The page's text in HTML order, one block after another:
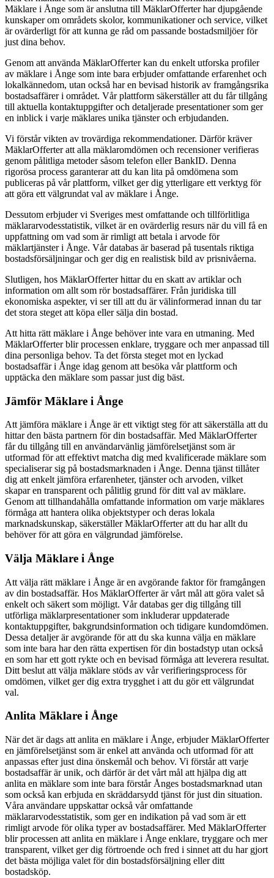
Mäklare i Ånge som är anslutna till MäklarOfferter har djupgående
kunskaper om områdets skolor, kommunikationer och service, vilket
är ovärderligt för att kunna ge råd om passande bostadsmiljöer för
just dina behov.
Genom att använda MäklarOfferter kan du enkelt utforska profiler
av mäklare i Ånge som inte bara erbjuder omfattande erfarenhet och
lokalkännedom, utan också har en bevisad historik av framgångsrika
bostadsaffärer i området. Vår plattform säkerställer att du får tillgång
till aktuella kontaktuppgifter och detaljerade presentationer som ger
en inblick i varje mäklares unika tjänster och erbjudanden.
Vi förstår vikten av trovärdiga rekommendationer. Därför kräver
MäklarOfferter att alla mäklaromdömen och recensioner verifieras
genom pålitliga metoder såsom telefon eller BankID. Denna
rigorösa process garanterar att du kan lita på omdömena som
publiceras på vår plattform, vilket ger dig ytterligare ett verktyg för
att göra ett välgrundat val av mäklare i Ånge.
Dessutom erbjuder vi Sveriges mest omfattande och tillförlitliga
mäklararvodesstatistik, vilket är en ovärderlig resurs när du vill få en
uppfattning om vad som är rimligt att betala i arvode för
mäklartjänster i Ånge. Vår databas är baserad på tusentals riktiga
bostadsförsäljningar och ger dig en realistisk bild av prisnivåerna.
Slutligen, hos MäklarOfferter hittar du en skatt av artiklar och
information om allt som rör bostadsaffärer. Från juridiska till
ekonomiska aspekter, vi ser till att du är välinformerad innan du tar
det stora steget att köpa eller sälja din bostad.
Att hitta rätt mäklare i Ånge behöver inte vara en utmaning. Med
MäklarOfferter blir processen enklare, tryggare och mer anpassad till
dina personliga behov. Ta det första steget mot en lyckad
bostadsaffär i Ånge idag genom att besöka vår plattform och
upptäcka den mäklare som passar just dig bäst.
Jämför Mäklare i Ånge
Att jämföra mäklare i Ånge är ett viktigt steg för att säkerställa att du
hittar den bästa partnern för din bostadsaffär. Med MäklarOfferter
får du tillgång till en användarvänlig jämförelsetjänst som är
utformad för att effektivt matcha dig med kvalificerade mäklare som
specialiserar sig på bostadsmarknaden i Ånge. Denna tjänst tillåter
dig att enkelt jämföra erfarenheter, tjänster och arvoden, vilket
skapar en transparent och pålitlig grund för ditt val av mäklare.
Genom att tillhandahålla omfattande information om varje mäklares
förmåga att hantera olika objektstyper och deras lokala
marknadskunskap, säkerställer MäklarOfferter att du har allt du
behöver för att göra en välgrundad jämförelse.
Välja Mäklare i Ånge
Att välja rätt mäklare i Ånge är en avgörande faktor för framgången
av din bostadsaffär. Hos MäklarOfferter är vårt mål att göra valet så
enkelt och säkert som möjligt. Vår databas ger dig tillgång till
utförliga mäklarpresentationer som inkluderar uppdaterade
kontaktuppgifter, bakgrundsinformation och tidigare kundomdömen.
Dessa detaljer är avgörande för att du ska kunna välja en mäklare
som inte bara har den rätta expertisen för din bostadstyp utan också
en som har ett gott rykte och en bevisad förmåga att leverera resultat.
Ditt beslut att välja mäklare stöds av vår verifieringsprocess för
omdömen, vilket ger dig extra trygghet i att du gör ett välgrundat
val.
Anlita Mäklare i Ånge
När det är dags att anlita en mäklare i Ånge, erbjuder MäklarOfferter
en jämförelsetjänst som är enkel att använda och utformad för att
anpassas efter just dina önskemål och behov. Vi förstår att varje
bostadsaffär är unik, och därför är det vårt mål att hjälpa dig att
anlita en mäklare som inte bara förstår Ånges bostadsmarknad utan
som också kan erbjuda en skräddarsydd tjänst för just din situation.
Våra användare uppskattar också vår omfattande
mäklararvodesstatistik, som ger en indikation på vad som är ett
rimligt arvode för olika typer av bostadsaffärer. Med MäklarOfferter
blir processen att anlita en mäklare i Ånge enklare, tryggare och mer
transparent, vilket ger dig förtroende och fred i sinnet att du har gjort
det bästa möjliga valet för din bostadsförsäljning eller ditt
bostadsköp.